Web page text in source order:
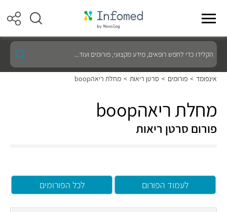
הקלידו
כדי
לחפש
רופאים,
מידע
ועוד...
אינפומד > פורומים > סרטן ריאות > מחלת ריאהboop
מחלת ריאהboop
פורום סרטן ריאות
לעמוד הפורום לכל הפורומים